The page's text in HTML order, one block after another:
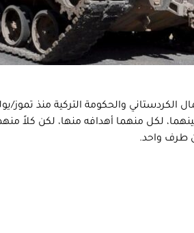
الكردستاني والحكومة التركية منذ تموز/
لكل منهما أهدافه منها، لكن كلاً
طرف واحد.